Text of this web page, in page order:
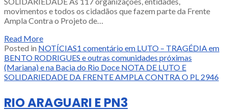
movimentos e todos os cidadãos que fazem parte da Frente
Ampla Contra o Projeto de…
Read More
Posted in NOTÍCIAS1 comentário em LUTO – TRAGÉDIA em
BENTO RODRIGUES e outras comunidades próximas
(Mariana) e na Bacia do Rio Doce NOTA DE LUTO E
SOLIDARIEDADE DA FRENTE AMPLA CONTRA O PL 2946
RIO ARAGUARI E PN3